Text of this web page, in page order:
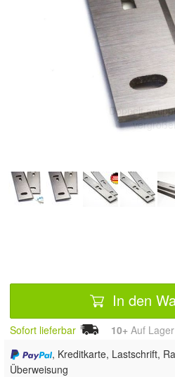
Doppelt
In den
Sofort lieferbar 10+ Auf Lager
, Kreditkarte, Lastschrift,
Überweisung